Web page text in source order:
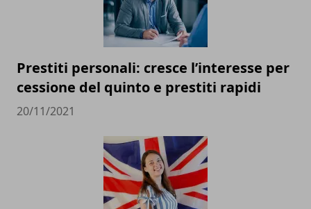
Prestiti personali: cresce l’interesse per
cessione del quinto e prestiti rapidi
20/11/2021